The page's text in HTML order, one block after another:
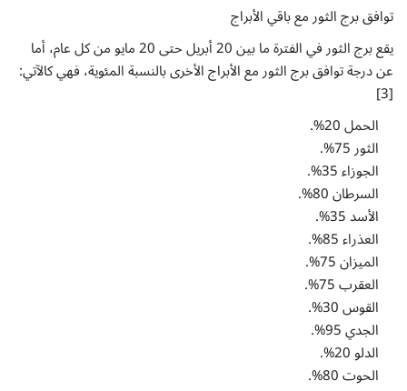
توافق برج الثور مع باقي الأبراج
يقع برج الثور في الفترة ما بين 20 أبريل حتى 20 مايو من كل عام، أما
عن درجة توافق برج الثور مع الأبراج الأخرى بالنسبة المئوية، فهي كالآتي:
[3]
الحمل 20%.
الثور 75%.
الجوزاء 35%.
السرطان 80%.
الأسد 35%.
العذراء 85%.
الميزان 75%.
العقرب 75%.
القوس 30%.
الجدي 95%.
الدلو 20%.
الحوت 80%.